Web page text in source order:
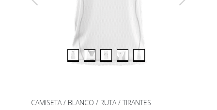
CAMISETA/ BLANCO / RUTA/ TIRANTES